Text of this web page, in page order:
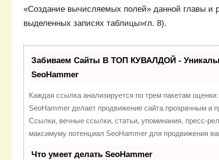
«Создание вычисляемых полей» данной главы и
выделенных записях таблицы»гл. 8).
Забиваем Сайты В ТОП КУВАЛДОЙ -
SeoHammer
Каждая ссылка анализируется по трем пакетам
SeoHammer делает продвижение сайта прозрачным и
Ссылки, вечные ссылки, статьи, упоминания, пресс-
максимуму потенциал SeoHammer для продвижения
Что умеет делать SeoHammer